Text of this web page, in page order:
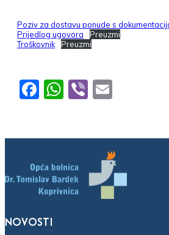
Poziv za dostavu ponude s
Prijedlog ugovora
Preuzmi
Troškovnik
Preuzmi
Facebook
WhatsApp
Viber
NOVOSTI